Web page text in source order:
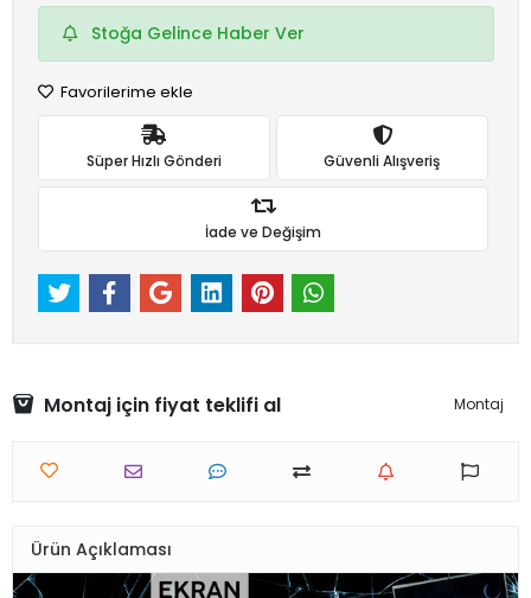
Stoğa Gelince Haber Ver
Favorilerime ekle
Süper Hızlı Gönderi Güvenli Alışveriş
İade ve Değişim
Montaj için fiyat teklifi al Montaj
Ürün Açıklaması